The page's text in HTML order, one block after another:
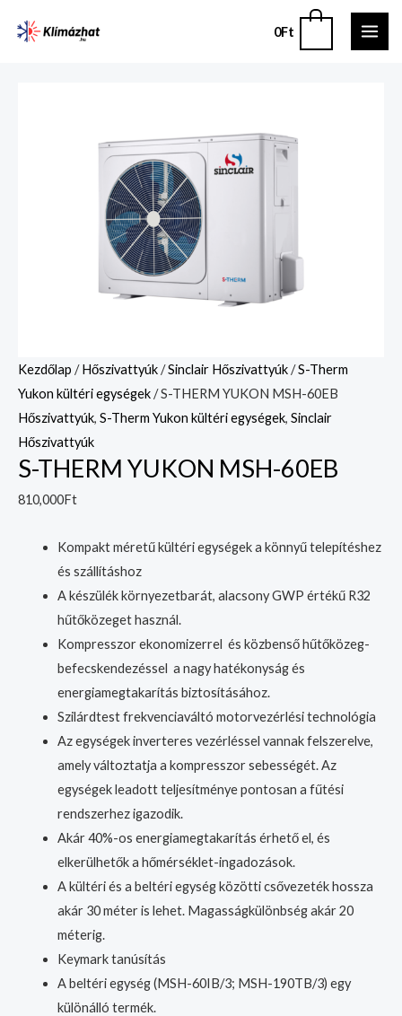
0Ft
Kezdőlap /Hőszivattyúk/Sinclair Hőszivattyúk/S-Therm
Yukon kültéri egységek/ S-THERM YUKON MSH-60EB
Hőszivattyúk, S-Therm Yukon kültéri egységek, Sinclair
Hőszivattyúk
S-THERM YUKON MSH-60EB
810,000Ft
Kompakt méretű kültéri egységek a könnyű telepítéshez
és szállításhoz
A készülék környezetbarát, alacsony GWP értékű R32
hűtőközeget használ.
Kompresszor ekonomizerrel és közbenső hűtőközeg-
befecskendezéssel a nagy hatékonyság és
energiamegtakarítás biztosításához.
Szilárdtest frekvenciaváltó motorvezérlési technológia
Az egységek inverteres vezérléssel vannak felszerelve,
amely változtatja a kompresszor sebességét. Az
egységek leadott teljesítménye pontosan a fűtési
rendszerhez igazodik.
Akár 40%-os energiamegtakarítás érhető el, és
elkerülhetők a hőmérséklet-ingadozások.
A kültéri és a beltéri egység közötti csővezeték hossza
akár 30 méter is lehet. Magasságkülönbség akár 20
méterig.
Keymark tanúsítás
A beltéri egység (MSH-60IB/3; MSH-190TB/3) egy
különálló termék.